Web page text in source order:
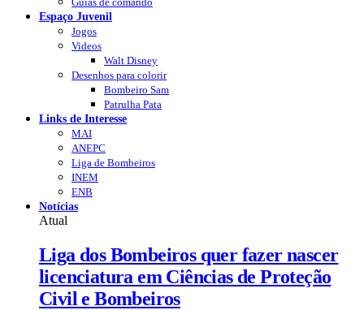
Espaço Juvenil
Jogos
Videos
Walt Disney
Desenhos para colorir
Bombeiro Sam
Patrulha Pata
Links de Interesse
MAI
ANEPC
Liga de Bombeiros
INEM
ENB
Notícias
Atual
Liga dos Bombeiros quer fazer nascer
licenciatura em Ciências de Proteção
Civil e Bombeiros